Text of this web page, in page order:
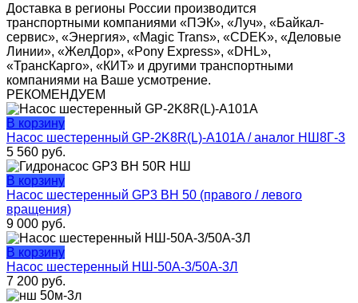
Доставка в регионы России производится
транспортными компаниями «ПЭК», «Луч», «Байкал-
сервис», «Энергия», «Magic Trans», «CDEK», «Деловые
Линии», «ЖелДор», «Pony Express», «DHL»,
«ТрансКарго», «КИТ» и другими транспортными
компаниями на Ваше усмотрение.
РЕКОМЕНДУЕМ
В корзину
Насос шестеренный GP-2K8R(L)-A101A / аналог НШ8Г-3
5 560 руб.
В корзину
Насос шестеренный GP3 BH 50 (правого / левого
вращения)
9 000 руб.
В корзину
Насос шестеренный НШ-50А-3/50А-3Л
7 200 руб.